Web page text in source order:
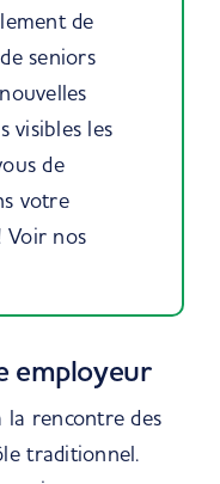
de
seniors
visibles les
de
votre
Voir nos
employeur
rencontre des
traditionnel.